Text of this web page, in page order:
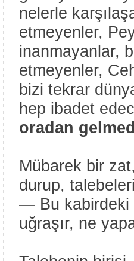
nelerle
etmeyenler,
inanmayanlar,
etmeyenler,
bizi tekrar
hep ibadet
oradan
Mübarek bir
durup,
— Bu kabirdeki
uğraşır, ne